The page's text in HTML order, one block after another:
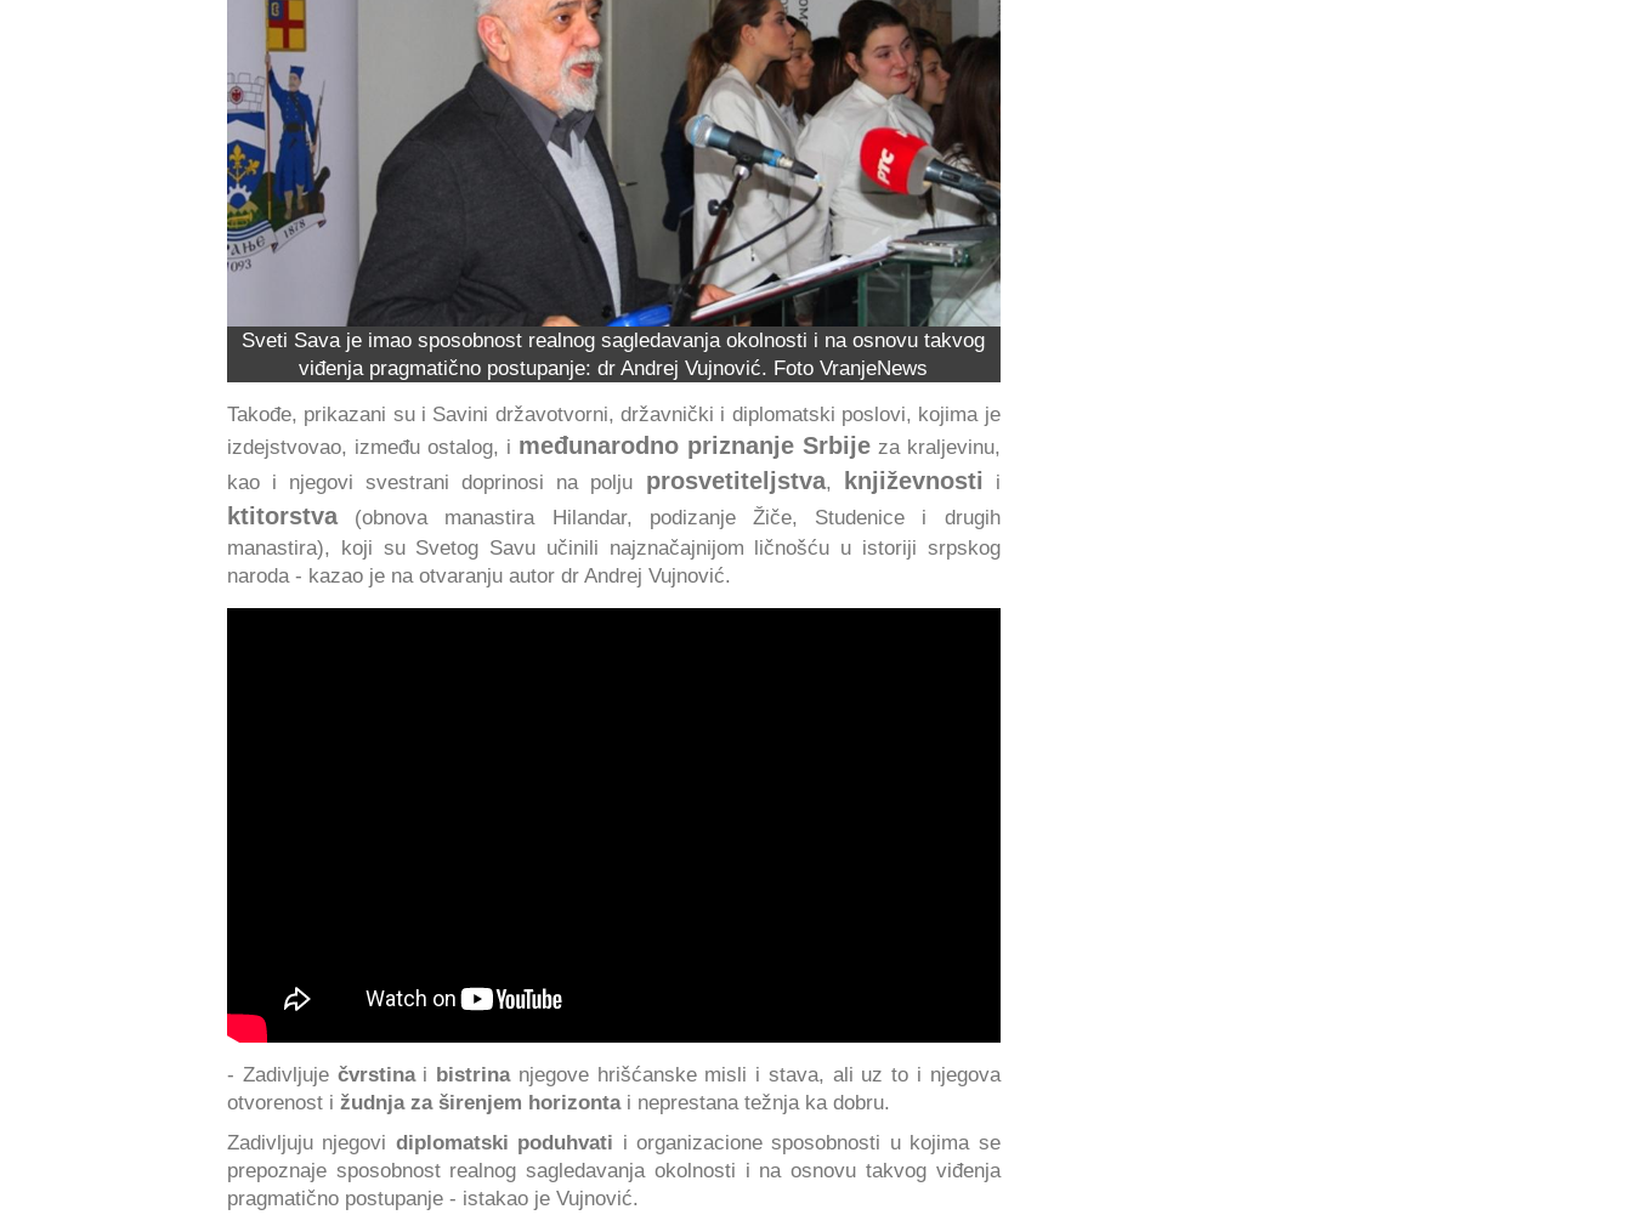
Sveti Sava je imao sposobnost realnog sagledavanja okolnosti i na osnovu takvog
viđenja pragmatično postupanje: dr Andrej Vujnović. Foto VranjeNews
Takođe, prikazani su i Savini državotvorni, državnički i diplomatski poslovi, kojima je
izdejstvovao, između ostalog, i međunarodno priznanje Srbijeza kraljevinu,
kao i njegovi svestrani doprinosi na polju prosvetiteljstva, književnosti i
ktitorstva(obnova manastira Hilandar, podizanje Žiče, Studenice i drugih
manastira), koji su Svetog Savu učinili najznačajnijom ličnošću u istoriji srpskog
naroda - kazao je na otvaranju autor dr Andrej Vujnović.
- Zadivljuje čvrstinai bistrina njegove hrišćanske misli i stava, ali uz to i njegova
otvorenost i žudnja za širenjem horizontai neprestana težnja ka dobru.
Zadivljuju njegovi diplomatski poduhvati i organizacione sposobnosti u kojima se
prepoznaje sposobnost realnog sagledavanja okolnosti i na osnovu takvog viđenja
pragmatično postupanje - istakao je Vujnović.